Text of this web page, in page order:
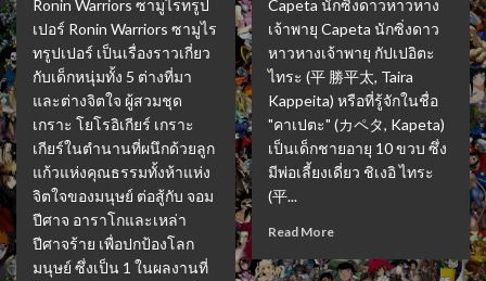
Ronin Warriors ซามูไรทรูป
เปอร์ Ronin Warriors ซามูไร
ทรูปเปอร์ เป็นเรื่องราวเกี่ยว
กับเด็กหนุ่มทั้ง 5 ต่างที่มา
และต่างจิตใจ ผู้สวมชุด
เกราะ โยโรอิเกียร์ เกราะ
เกียร์ในตำนานที่ผนึกด้วยลูก
แก้วแห่งคุณธรรมทั้งห้าแห่ง
จิตใจของมนุษย์ ต่อสู้กับ จอม
ปีศาจ อาราโกและเหล่า
ปีศาจร้าย เพื่อปกป้องโลก
มนุษย์ ซึ่งเป็น 1 ในผลงานที่
Capeta นักซิ่งดาวหาวหาง
เจ้าพายุ Capeta นักซิ่งดาว
หาวหางเจ้าพายุ กัปเปอิตะ
ไทระ (平 勝平太, Taira
Kappeita) หรือที่รู้จักในชื่อ
"คาเปตะ" (カペタ, Kapeta)
เป็นเด็กชายอายุ 10 ขวบ ซึ่ง
มีพ่อเลี้ยงเดี่ยว ชิเงอิ ไทระ
(平...
Read More